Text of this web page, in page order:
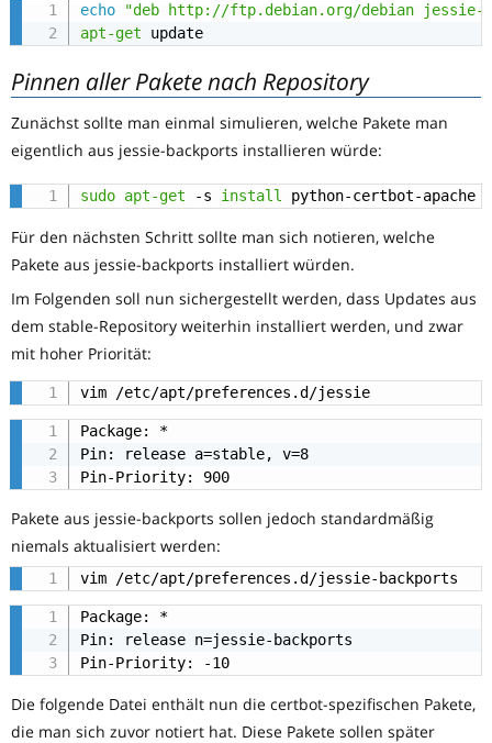
echo
"deb http://ftp.debian.org/debian jessie-
apt-get update
Pinnen aller Pakete nach Repository
Zunächst sollte man einmal simulieren, welche Pakete man
eigentlich aus jessie-backports installieren würde:
sudo apt-get -s install python-certbot-
Für den nächsten Schritt sollte man sich notieren, welche
Pakete aus jessie-backports installiert würden.
Im Folgenden soll nun sichergestellt werden, dass Updates aus
dem stable-Repository weiterhin installiert werden, und zwar
mit hoher Priorität:
vim /etc/apt/preferences.d/jessie
Package: *
Pin: release a=stable, v=8
Pin-Priority: 900
Pakete aus jessie-backports sollen jedoch standardmäßig
niemals aktualisiert werden:
vim /etc/apt/preferences.d/jessie-backports
Package: *
Pin: release n=jessie-backports
Pin-Priority: -10
Die folgende Datei enthält nun die certbot-spezifischen Pakete,
die man sich zuvor notiert hat. Diese Pakete sollen später